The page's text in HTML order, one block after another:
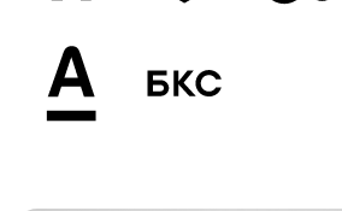
ВЫБИРАЙ ЧТО
БЛИЖЕ